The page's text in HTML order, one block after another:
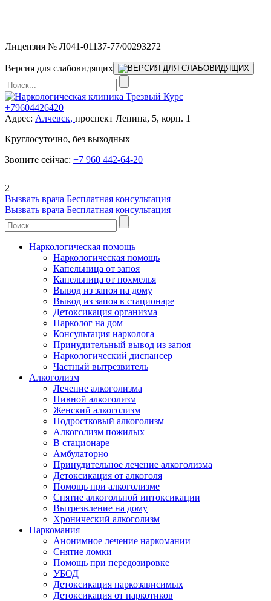
Лицензия № Л041-01137-77/00293272
Версия для слабовидящих
+79604426420
Адрес: Алчевск, проспект Ленина, 5, корп. 1
Круглосуточно, без выходных
Звоните сейчас: +7 960 442-64-20
2
Вызвать врача Бесплатная консультация
Вызвать врача Бесплатная консультация
Наркологическая помощь
Наркологическая помощь
Капельница от запоя
Капельница от похмелья
Вывод из запоя на дому
Вывод из запоя в стационаре
Детоксикация организма
Нарколог на дом
Консультация нарколога
Принудительный вывод из запоя
Наркологический диспансер
Частный вытрезвитель
Алкоголизм
Лечение алкоголизма
Пивной алкоголизм
Женский алкоголизм
Подростковый алкоголизм
Алкоголизм пожилых
В стационаре
Амбулаторно
Принудительное лечение алкоголизма
Детоксикация от алкоголя
Помощь при алкоголизме
Снятие алкогольной интоксикации
Вытрезвление на дому
Хронический алкоголизм
Наркомания
Анонимное лечение наркомании
Снятие ломки
Помощь при передозировке
УБОД
Детоксикация наркозависимых
Детоксикация от наркотиков